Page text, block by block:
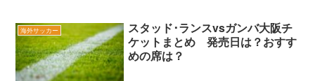
海外サッカー
スタッド･ランスvsガンバ大阪チ
ケットまとめ 発売日は？おすす
めの席は？